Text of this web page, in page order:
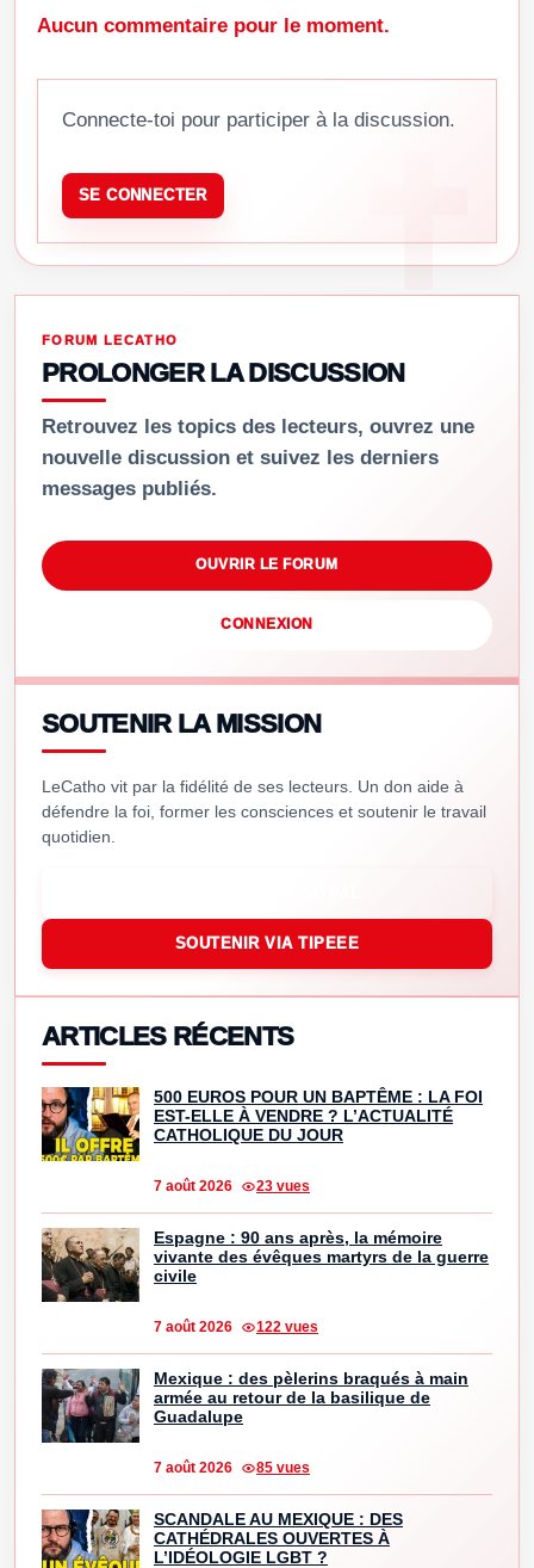
Aucun commentaire pour le moment.
Connecte-toi pour participer à la discussion.
SE CONNECTER
FORUM LECATHO
PROLONGER LA DISCUSSION
Retrouvez les topics des lecteurs, ouvrez une
nouvelle discussion et suivez les derniers
messages publiés.
OUVRIR LE FORUM
CONNEXION
SOUTENIR LA MISSION
LeCatho vit par la fidélité de ses lecteurs. Un don aide à
défendre la foi, former les consciences et soutenir le travail
quotidien.
SOUTENIR VIA TIPEEE
ARTICLES RÉCENTS
500 EUROS POUR UN BAPTÊME : LA FOI
EST-ELLE À VENDRE ? L’ACTUALITÉ
CATHOLIQUE DU JOUR
7 août 2026 23 vues
Espagne : 90 ans après, la mémoire
vivante des évêques martyrs de la guerre
civile
7 août 2026 122 vues
Mexique : des pèlerins braqués à main
armée au retour de la basilique de
Guadalupe
7 août 2026 85 vues
SCANDALE AU MEXIQUE : DES
CATHÉDRALES OUVERTES À
L’IDÉOLOGIE LGBT ?